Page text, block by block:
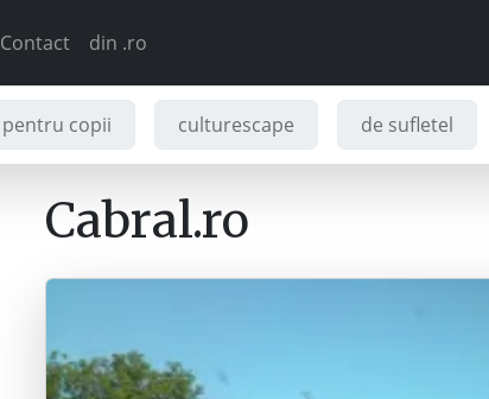
Contact din .ro
pentru copii culturescape de sufletel
Cabral.ro